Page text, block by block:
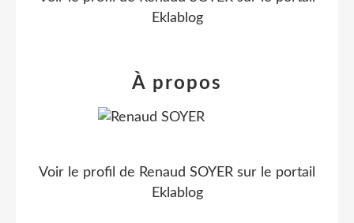
Eklablog
À propos
Voir le profil de Renaud SOYER sur le portail
Eklablog